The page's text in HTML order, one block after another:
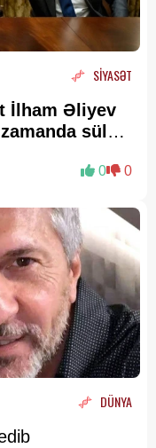
SİYASƏT
İlham Əliyev
sülhü
0 0
DÜNYA